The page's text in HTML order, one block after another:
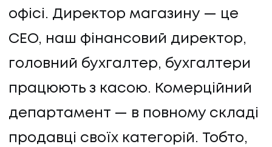
офісі. Директор магазину — це
СЕО, наш фінансовий директор,
головний бухгалтер, бухгалтери
працюють з касою. Комерційний
департамент — в повному складі
продавці своїх категорій. Тобто,